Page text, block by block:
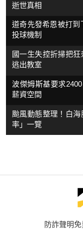
逝世真相
道奇先發希恩被打
投球機制
國一生失控折掃把
逃出教室
波傑姆斯基要求
薪資空間
颱風動態整理！白
率」一覽
防詐聲明